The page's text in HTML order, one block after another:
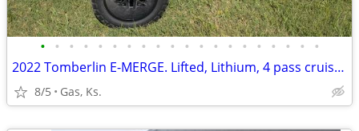
• • • • • • • • • • • • • • • • • • • •
2022 Tomberlin E-MERGE. Lifted, Lithium, 4 pass cruising golf cart!
8/5 Gas, Ks.